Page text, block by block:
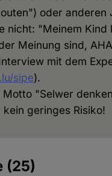
oder
nicht: "Meinem
Meinung sind,
mit dem
sipe).
Motto "Selwer
kein geringes Risiko!
(25)